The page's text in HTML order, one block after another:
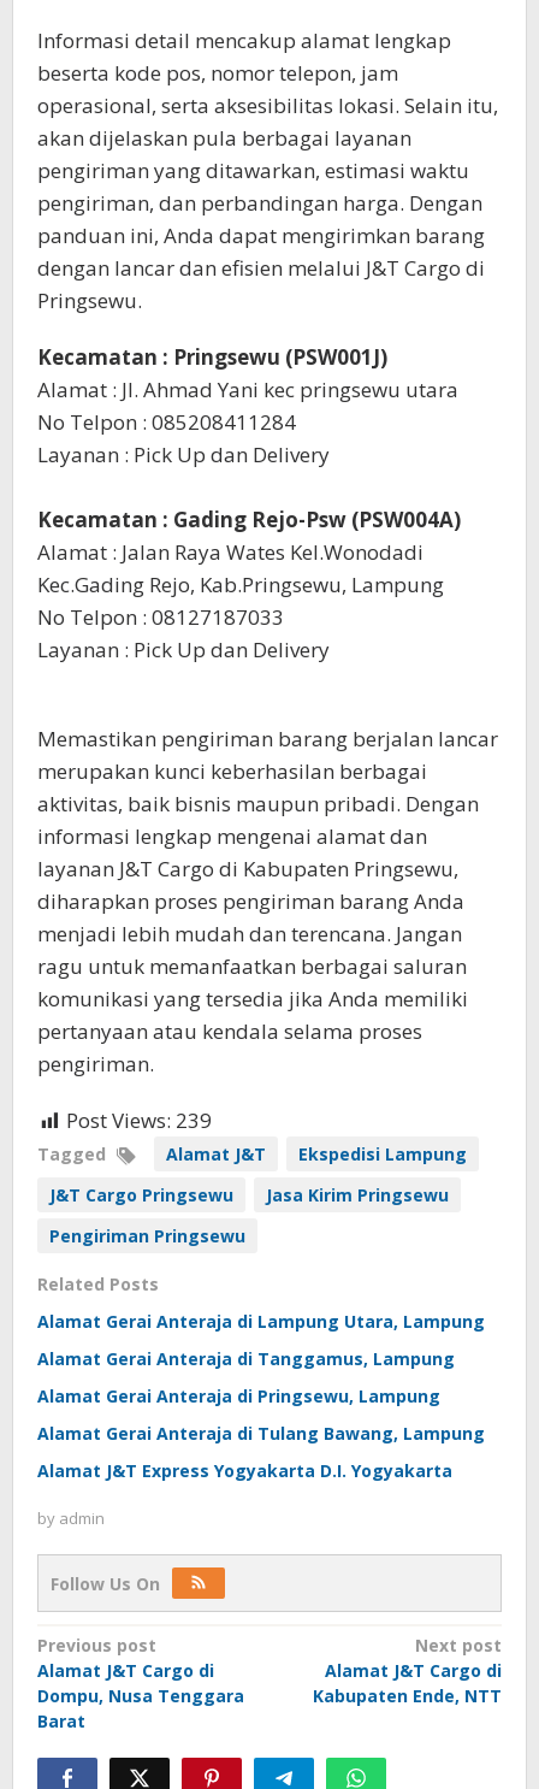
Informasi detail mencakup alamat lengkap
beserta kode pos, nomor telepon, jam
operasional, serta aksesibilitas lokasi. Selain itu,
akan dijelaskan pula berbagai layanan
pengiriman yang ditawarkan, estimasi waktu
pengiriman, dan perbandingan harga. Dengan
panduan ini, Anda dapat mengirimkan barang
dengan lancar dan efisien melalui J&T Cargo di
Pringsewu.
Kecamatan : Pringsewu (PSW001J)
Alamat : Jl. Ahmad Yani kec pringsewu utara
No Telpon : 085208411284
Layanan : Pick Up dan Delivery
Kecamatan : Gading Rejo-Psw (PSW004A)
Alamat : Jalan Raya Wates Kel.Wonodadi
Kec.Gading Rejo, Kab.Pringsewu, Lampung
No Telpon : 08127187033
Layanan : Pick Up dan Delivery
Memastikan pengiriman barang berjalan lancar
merupakan kunci keberhasilan berbagai
aktivitas, baik bisnis maupun pribadi. Dengan
informasi lengkap mengenai alamat dan
layanan J&T Cargo di Kabupaten Pringsewu,
diharapkan proses pengiriman barang Anda
menjadi lebih mudah dan terencana. Jangan
ragu untuk memanfaatkan berbagai saluran
komunikasi yang tersedia jika Anda memiliki
pertanyaan atau kendala selama proses
pengiriman.
Post Views: 239
Tagged Alamat J&T
Ekspedisi Lampung
J&T Cargo Pringsewu
Jasa Kirim Pringsewu
Pengiriman Pringsewu
Related Posts
Alamat Gerai Anteraja di Lampung Utara, Lampung
Alamat Gerai Anteraja di Tanggamus, Lampung
Alamat Gerai Anteraja di Pringsewu, Lampung
Alamat Gerai Anteraja di Tulang Bawang, Lampung
Alamat J&T Express Yogyakarta D.I. Yogyakarta
by admin
Follow Us On
Post
navigation
Previous post
Alamat J&T Cargo di
Dompu, Nusa Tenggara
Barat
Next post
Alamat J&T Cargo di
Kabupaten Ende, NTT